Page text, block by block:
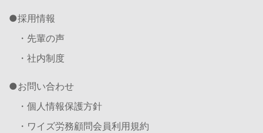
採用情報
・先輩の声
・社内制度
お問い合わせ
・個人情報保護方針
・ワイズ労務顧問会員利用規約